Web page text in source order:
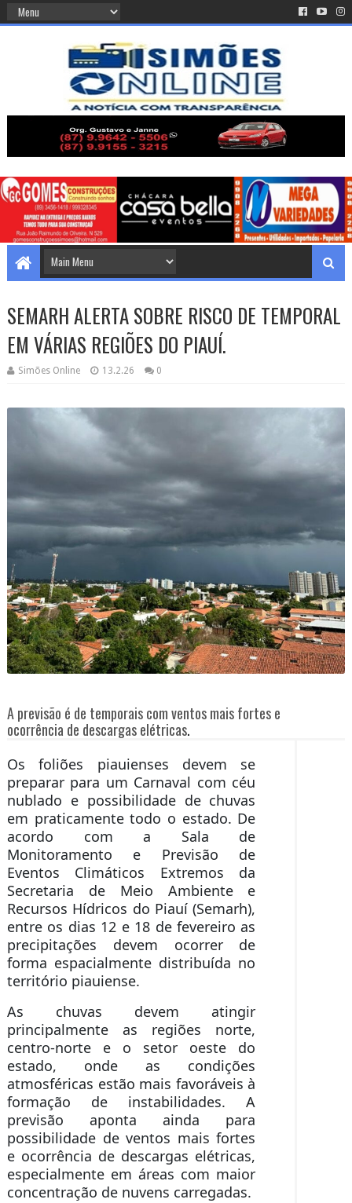
SEMARH ALERTA SOBRE RISCO DE TEMPORAL
EM VÁRIAS REGIÕES DO PIAUÍ.
Simões Online 13.2.26 0
A previsão é de temporais com ventos mais fortes e
ocorrência de descargas elétricas.
Os foliões piauienses devem se
preparar para um Carnaval com céu
nublado e possibilidade de chuvas
em praticamente todo o estado. De
acordo com a Sala de
Monitoramento e Previsão de
Eventos Climáticos Extremos da
Secretaria de Meio Ambiente e
Recursos Hídricos do Piauí (Semarh),
entre os dias 12 e 18 de fevereiro as
precipitações devem ocorrer de
forma espacialmente distribuída no
território piauiense.
As chuvas devem atingir
principalmente as regiões norte,
centro-norte e o setor oeste do
estado, onde as condições
atmosféricas estão mais favoráveis à
formação de instabilidades. A
previsão aponta ainda para
possibilidade de ventos mais fortes
e ocorrência de descargas elétricas,
especialmente em áreas com maior
concentração de nuvens carregadas.